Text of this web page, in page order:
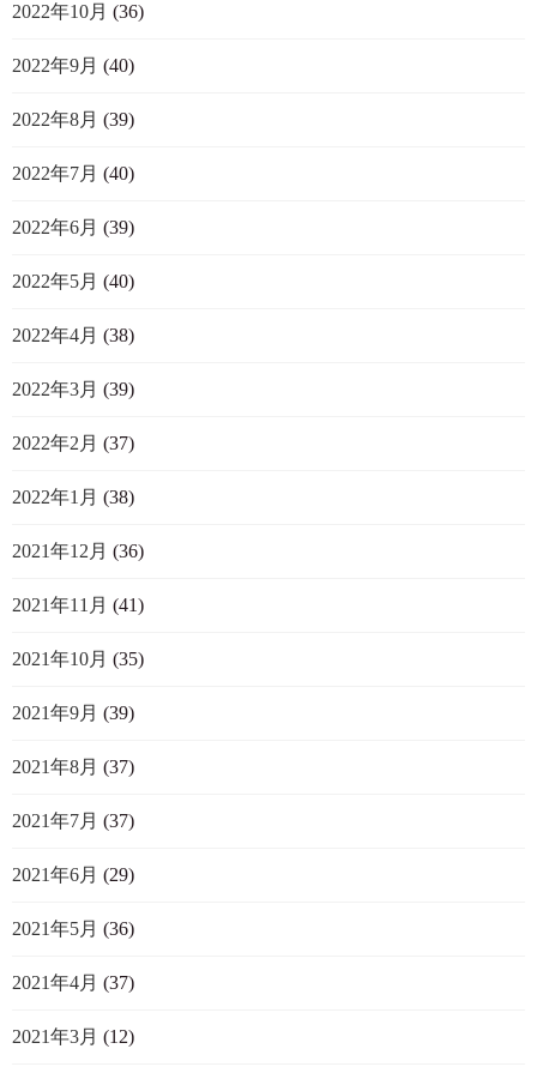
2022年10月 (36)
2022年9月 (40)
2022年8月 (39)
2022年7月 (40)
2022年6月 (39)
2022年5月 (40)
2022年4月 (38)
2022年3月 (39)
2022年2月 (37)
2022年1月 (38)
2021年12月 (36)
2021年11月 (41)
2021年10月 (35)
2021年9月 (39)
2021年8月 (37)
2021年7月 (37)
2021年6月 (29)
2021年5月 (36)
2021年4月 (37)
2021年3月 (12)